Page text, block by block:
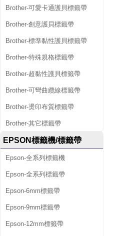
Brother-可愛卡通護貝標籤帶
Brother-創意護貝標籤帶
Brother-標準黏性護貝標籤帶
Brother-特殊規格標籤帶
Brother-超黏性護貝標籤帶
Brother-可彎曲纜線標籤帶
Brother-燙印布質標籤帶
Brother-其它標籤帶
EPSON標籤機/標籤帶
Epson-全系列標籤機
Epson-全系列標籤帶
Epson-6mm標籤帶
Epson-9mm標籤帶
Epson-12mm標籤帶